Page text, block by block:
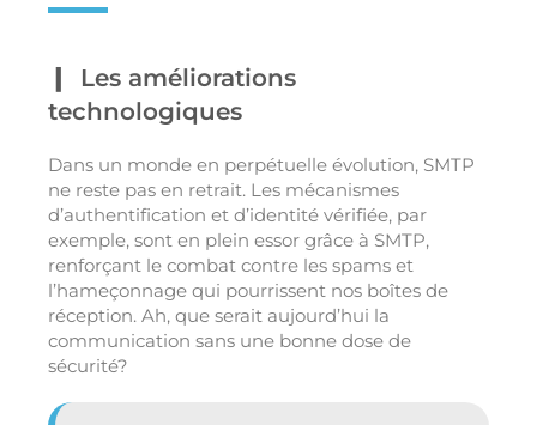
Les améliorations
technologiques
Dans un monde en perpétuelle évolution, SMTP
ne reste pas en retrait. Les mécanismes
d’authentification et d’identité vérifiée, par
exemple, sont en plein essor grâce à SMTP,
renforçant le combat contre les spams et
l’hameçonnage qui pourrissent nos boîtes de
réception. Ah, que serait aujourd’hui la
communication sans une bonne dose de
sécurité?